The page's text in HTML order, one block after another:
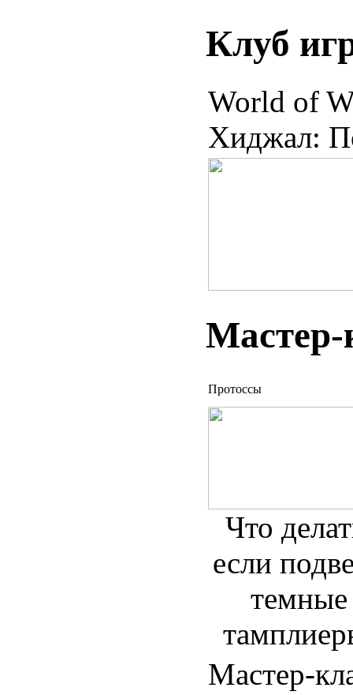
Клуб
World of
Хиджал:
Мастер-
Протоссы
Что
если
темные
Мастер-